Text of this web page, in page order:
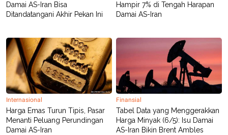
Damai AS-Iran Bisa
Ditandatangani Akhir Pekan Ini
Hampir 7% di Tengah Harapan
Damai AS-Iran
Internasional
Harga Emas Turun Tipis, Pasar
Menanti Peluang Perundingan
Damai AS-Iran
Finansial
Tabel Data yang Menggerakkan
Harga Minyak (6/5): Isu Damai
AS-Iran Bikin Brent Ambles